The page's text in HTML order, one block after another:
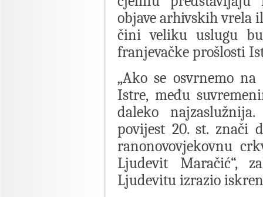
objave arhivskih vrela
čini veliku uslugu
franjevačke prošlosti
„Ako se osvrnemo
Istre, među
daleko
povijest 20. st. znači
ranonovovjekovnu
Ljudevit Maračić“,
Ljudevitu izrazio